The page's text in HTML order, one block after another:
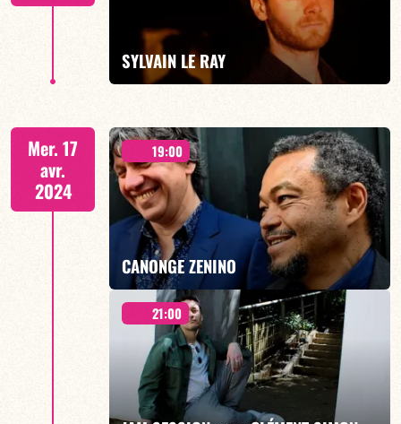
SYLVAIN LE RAY
présente S Y m - 21H00
EN SAVOIR PLUS
Mer. 17
avr.
2024
19:00
CANONGE ZENINO
Duo Jazz - 19h00
21:00